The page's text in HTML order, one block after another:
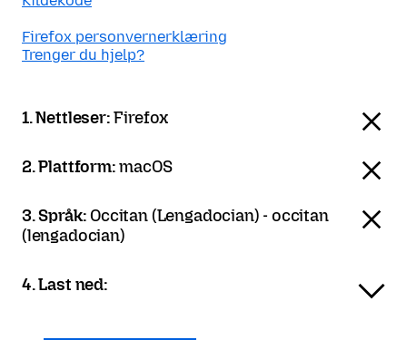
Firefox personvernerklæring
Trenger du hjelp?
1. Nettleser:Firefox
2. Plattform:macOS
3. Språk:Occitan (Lengadocian) - occitan
(lengadocian)
4. Last ned: